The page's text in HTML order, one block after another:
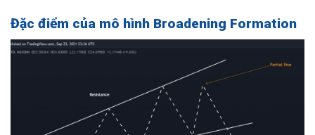
Đặc điểm của mô hình Broadening Formation